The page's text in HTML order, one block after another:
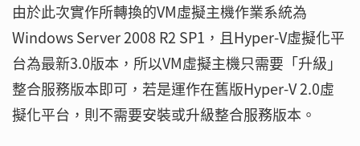
由於此次實作所轉換的VM虛擬主機作業系統為
Windows Server 2008 R2 SP1，且Hyper-V虛擬化平
台為最新3.0版本，所以VM虛擬主機只需要「升級」
整合服務版本即可，若是運作在舊版Hyper-V 2.0虛
擬化平台，則不需要安裝或升級整合服務版本。